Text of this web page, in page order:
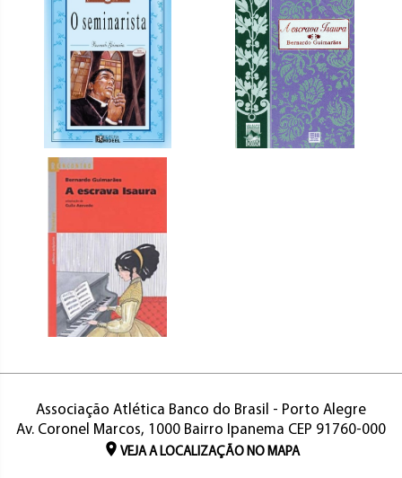
Associação Atlética Banco do Brasil - Porto Alegre
Av. Coronel Marcos, 1000 Bairro Ipanema CEP 91760-000
VEJA A LOCALIZAÇÃO NO MAPA